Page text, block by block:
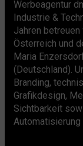
Werbeagentur
Industrie &
Jahren
Österreich und
Maria
(Deutschland).
Branding,
Grafikdesign,
Sichtbarkeit
Automatisierung